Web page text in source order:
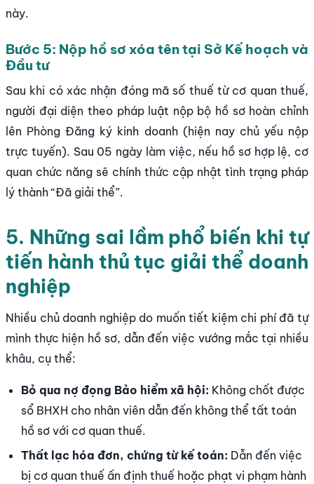
này.
Bước 5: Nộp hồ sơ xóa tên tại Sở Kế hoạch và
Đầu tư
Sau khi có xác nhận đóng mã số thuế từ cơ quan thuế,
người đại diện theo pháp luật nộp bộ hồ sơ hoàn chỉnh
lên Phòng Đăng ký kinh doanh (hiện nay chủ yếu nộp
trực tuyến). Sau 05 ngày làm việc, nếu hồ sơ hợp lệ, cơ
quan chức năng sẽ chính thức cập nhật tình trạng pháp
lý thành “Đã giải thể”.
5. Những sai lầm phổ biến khi tự
tiến hành thủ tục giải thể doanh
nghiệp
Nhiều chủ doanh nghiệp do muốn tiết kiệm chi phí đã tự
mình thực hiện hồ sơ, dẫn đến việc vướng mắc tại nhiều
khâu, cụ thể:
Bỏ qua nợ đọng Bảo hiểm xã hội: Không chốt được
sổ BHXH cho nhân viên dẫn đến không thể tất toán
hồ sơ với cơ quan thuế.
Thất lạc hóa đơn, chứng từ kế toán: Dẫn đến việc
bị cơ quan thuế ấn định thuế hoặc phạt vi phạm hành